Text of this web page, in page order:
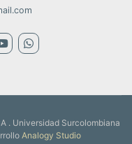
. Universidad Surcolombiana
Analogy Studio